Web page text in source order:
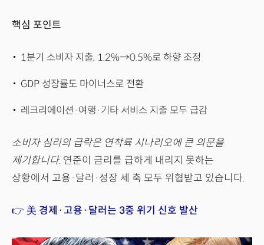
핵심 포인트
1분기 소비자 지출, 1.2%→0.5%로 하향 조정
GDP 성장률도 마이너스로 전환
레크리에이션·여행·기타 서비스 지출 모두 급감
소비자 심리의 급락은 연착륙 시나리오에 큰 의문을
제기합니다. 연준이 금리를 급하게 내리지 못하는
상황에서 고용·달러·성장 세 축 모두 위협받고 있습니다.
👉 美 경제·고용·달러는 3중 위기 신호 발산